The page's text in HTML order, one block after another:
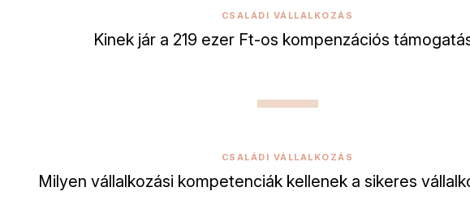
CSALÁDI VÁLLALKOZÁS
Kinek jár a 219 ezer Ft-os kompenzációs
CSALÁDI VÁLLALKOZÁS
Milyen vállalkozási kompetenciák kellenek a sikeres